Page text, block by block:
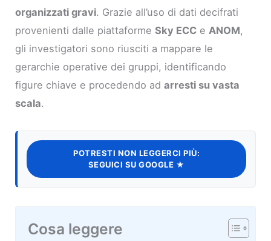
organizzati gravi. Grazie all’uso di dati decifrati
provenienti dalle piattaformeSky ECC eANOM,
gli investigatori sono riusciti a mappare le
gerarchie operative dei gruppi, identificando
figure chiave e procedendo adarresti su vasta
scala.
POTRESTI NON LEGGERCI PIÙ:
SEGUICI SU GOOGLE ★
Cosa leggere